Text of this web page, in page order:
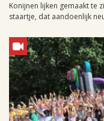
Konijnen lijken gemaakt te
staartje, dat aandoenlijk